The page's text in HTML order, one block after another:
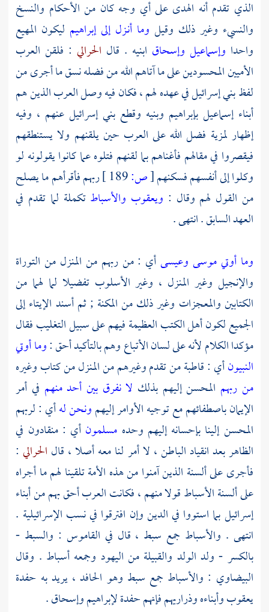
الذي تقدم أنه الهدى على أي وجه كان من الأحكام والنسخ
والنسيء وغير ذلك وقيل وما أنـزل إلى إبراهيم ليكون المهيع
واحدا وإسماعيل وإسحاق ابنيه . قال الحرالي : فلقن العرب
الأميين المحسودين على ما آتاهم الله من فضله نسق ما أجرى من
لفظ بني إسرائيل في عهده لهم ، فكان فيه وصل العرب الذين هم
أبناءإسماعيلبإبراهيم وبنيه وقطع بني إسرائيل عنهم ، وفيه
إظهار لمزية فضل الله على العرب حين يلقنهم ولا يستنطقهم
فيقصروا في مقالهم فأغناهم بما لقنهم فتلوه عما كانوا يقولونه لو
وكلوا إلى أنفسهم فسكنهم[ص:
ربهم فأقرأهم ما يصلح
من القول لهم وقال : ويعقوب والأسباطتكملة لما تقدم في
العهد السابق . انتهى .
وما أوتي موسى وعيسىأي : من ربهم من المنزل من التوراة
والإنجيل وغير المنزل ، وغير الأسلوب تفضيلا لما لهما من
الكتابين والمعجزات وغير ذلك من المكنة ; ثم أسند الإيتاء إلى
الجميع لكون أهل الكتب العظيمة فيهم على سبيل التغليب فقال
مؤكدا الكلام لأنه على لسان الأتباع وهم بالتأكيد أحق :وما أوتي
النبيونأي : قاطبة من تقدم وغيرهم من المنزل من كتاب وغيره
من ربهم المحسن إليهم بذلك لا نفرق بين أحد منهم في أمر
الإيمان باصطفائهم مع توجيه الأوامر إليهمونحن لهأي : لربهم
المحسن إلينا بإحسانه إليهم وحده مسلمون أي : منقادون في
الظاهر بعد انقياد الباطن ، لا أمر لنا معه أصلا ، قال الحرالي :
فأجرى على ألسنة الذين آمنوا من هذه الأمة تلقينا لهم ما أجراه
على ألسنة الأسباط قولا منهم ، فكانت العرب أحق بهم من أبناء
إسرائيل بما استووا في الدين وإن افترقوا في نسب الإسرائيلية .
انتهى . والأسباط جمع سبط ، قال في القاموس : والسبط -
بالكسر - ولد الولد والقبيلة من اليهود وجمعه أسباط . وقال
البيضاوي : والأسباط جمع سبط وهو الحافد ، يريد به حفدة
يعقوب وأبناءه وذراريهم فإنهم حفدةلإبراهيموإسحاق.